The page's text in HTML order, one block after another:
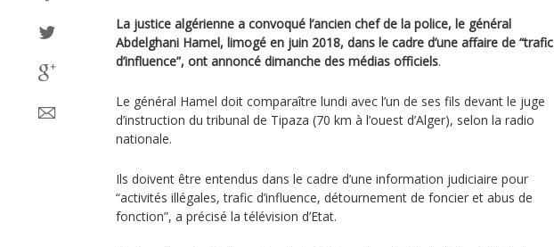
La justice algérienne a convoqué l’ancien chef de la police, le général
Abdelghani Hamel, limogé en juin 2018, dans le cadre d’une affaire de “trafic
d’influence”, ont annoncé dimanche des médias officiels.
Le général Hamel doit comparaître lundi avec l’un de ses fils devant le juge
d’instruction du tribunal de Tipaza (70 km à l’ouest d’Alger), selon la radio
nationale.
Ils doivent être entendus dans le cadre d’une information judiciaire pour
“activités illégales, trafic d’influence, détournement de foncier et abus de
fonction”, a précisé la télévision d’Etat.